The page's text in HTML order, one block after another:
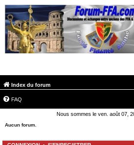
Index du forum
FAQ
Nous sommes le ven. août 07,
Aucun forum.